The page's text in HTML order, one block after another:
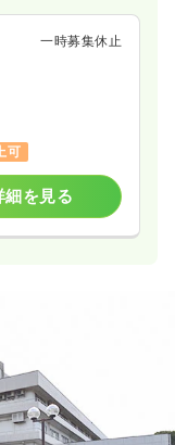
一時募集休止
可
細を見る